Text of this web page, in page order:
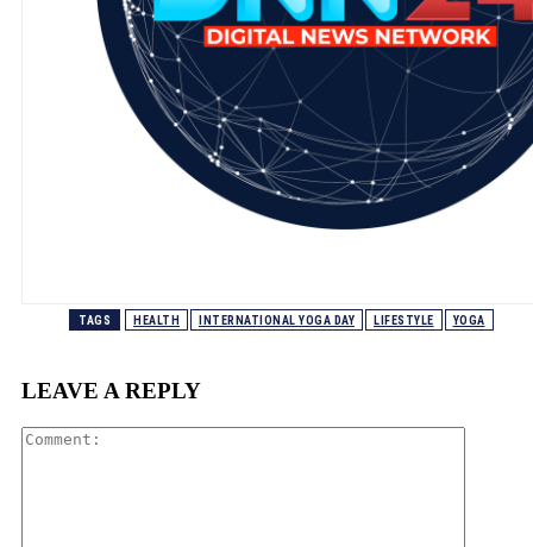
TAGS HEALTH INTERNATIONAL YOGA DAY LIFESTYLE YOGA
LEAVE A REPLY